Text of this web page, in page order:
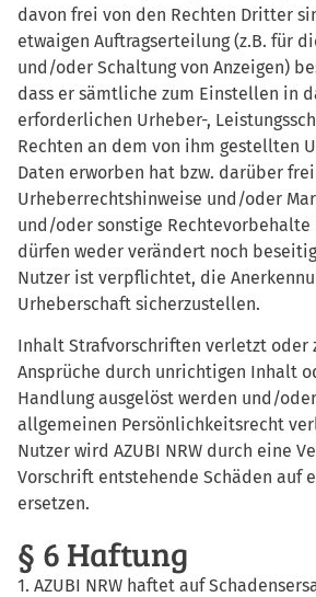
davon frei von den Rechten Dritter
etwaigen Auftragserteilung (z.B. für
und/oder Schaltung von Anzeigen)
dass er sämtliche zum Einstellen in
erforderlichen Urheber-,
Rechten an dem von ihm gestellten
Daten erworben hat bzw. darüber
Urheberrechtshinweise und/oder
und/oder sonstige
dürfen weder verändert noch
Nutzer ist verpflichtet, die
Urheberschaft sicherzustellen.
Inhalt Strafvorschriften verletzt
Ansprüche durch unrichtigen Inhalt
Handlung ausgelöst werden und/
allgemeinen Persönlichkeitsrecht
Nutzer wird AZUBI NRW durch eine
Vorschrift entstehende Schäden auf
ersetzen.
§ 6 Haftung
1. AZUBI NRW haftet auf